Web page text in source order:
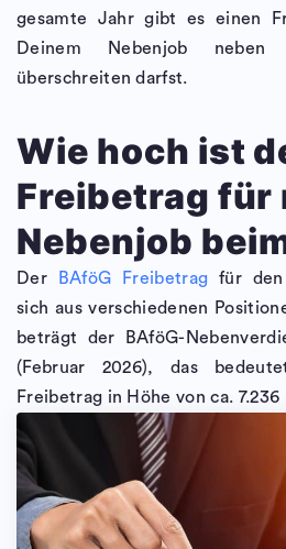
gesamte Jahr gibt es einen
Deinem Nebenjob
überschreiten darfst.
Wie hoch ist
Freibetrag für
Nebenjob
Der BAföG Freibetrag für den
sich aus verschiedenen
beträgt der BAföG-
(Februar 2026), das
Freibetrag in Höhe von ca.